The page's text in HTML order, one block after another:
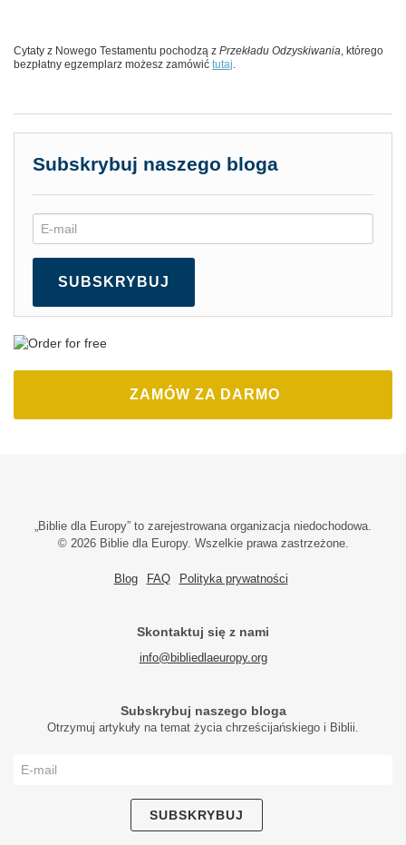
Cytaty z Nowego Testamentu pochodzą z Przekładu Odzyskiwania, którego
bezpłatny egzemplarz możesz zamówić tutaj.
Subskrybuj naszego bloga
SUBSKRYBUJ
ZAMÓW ZA DARMO
„Biblie dla Europy” to zarejestrowana organizacja niedochodowa.
© 2026 Biblie dla Europy. Wszelkie prawa zastrzeżone.
Blog FAQ Polityka prywatności
Skontaktuj się z nami
info@bibliedlaeuropy.org
Subskrybuj naszego bloga
Otrzymuj artykuły na temat życia chrześcijańskiego i Biblii.
SUBSKRYBUJ